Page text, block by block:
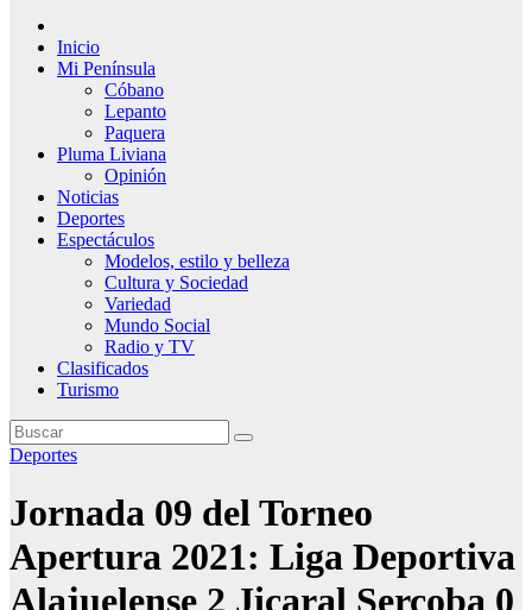
Inicio
Mi Península
Cóbano
Lepanto
Paquera
Pluma Liviana
Opinión
Noticias
Deportes
Espectáculos
Modelos, estilo y belleza
Cultura y Sociedad
Variedad
Mundo Social
Radio y TV
Clasificados
Turismo
Deportes
Jornada 09 del Torneo
Apertura 2021: Liga Deportiva
Alajuelense 2 Jicaral Sercoba 0